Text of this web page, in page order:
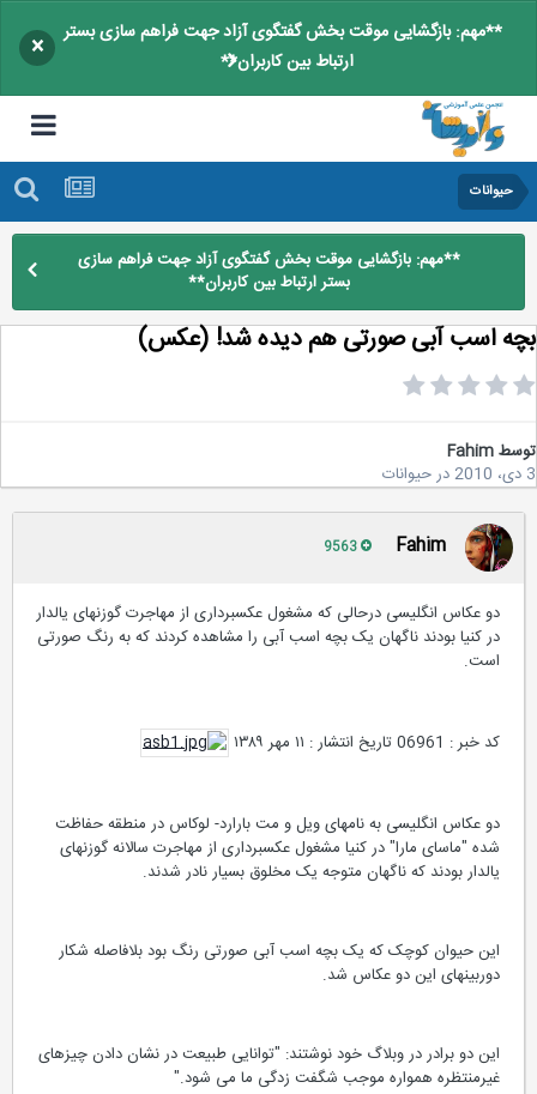
**مهم: بازگشایی موقت بخش گفتگوی آزاد جهت فراهم سازی بستر
ارتباط بین کاربران**
×
حیوانات
**مهم: بازگشایی موقت بخش گفتگوی آزاد جهت فراهم سازی
بستر ارتباط بین کاربران**
اسب آبی صورتی هم دیده شد! (عکس)
Fahim
درحیوانات
Fahim
دو عکاس انگلیسی درحالی که مشغول عکسبرداری از مهاجرت گوزنهای یالدار
در کنیا بودند ناگهان یک بچه اسب آبی را مشاهده کردند که به رنگ صورتی
است.
کد خبر : 06961 تاریخ انتشار : ۱۱ مهر ۱۳۸۹
دو عکاس انگلیسی به نامهای ویل و مت بارارد- لوکاس در منطقه حفاظت
شده "ماسای مارا" در کنیا مشغول عکسبرداری از مهاجرت سالانه گوزنهای
یالدار بودند که ناگهان متوجه یک مخلوق بسیار نادر شدند.
این حیوان کوچک که یک بچه اسب آبی صورتی رنگ بود بلافاصله شکار
دوربینهای این دو عکاس شد.
این دو برادر در وبلاگ خود نوشتند: "توانایی طبیعت در نشان دادن چیزهای
غیرمنتظره همواره موجب شگفت زدگی ما می شود."